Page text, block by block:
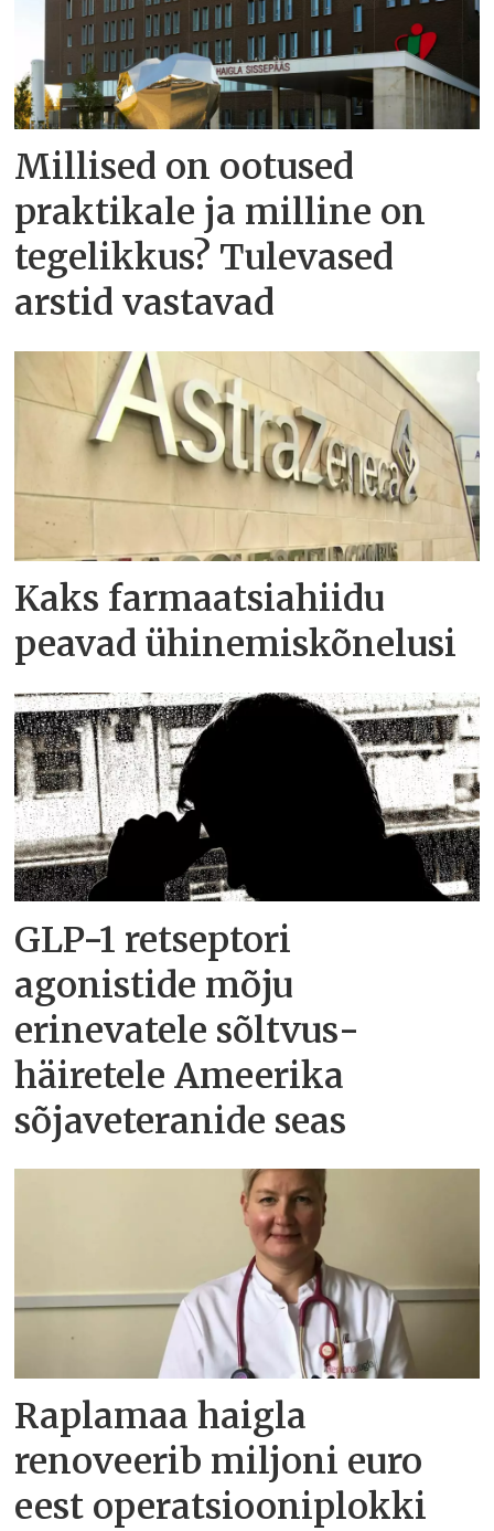
Millised on ootused
praktikale ja milline on
tegelikkus? Tulevased
arstid vastavad
Kaks farmaatsiahiidu
peavad ühinemiskõnelusi
GLP-1 retseptori
agonistide mõju
erinevatele sõltvus­
häiretele Ameerika
sõjaveteranide seas
Raplamaa haigla
renoveerib miljoni euro
eest operatsiooniplokki